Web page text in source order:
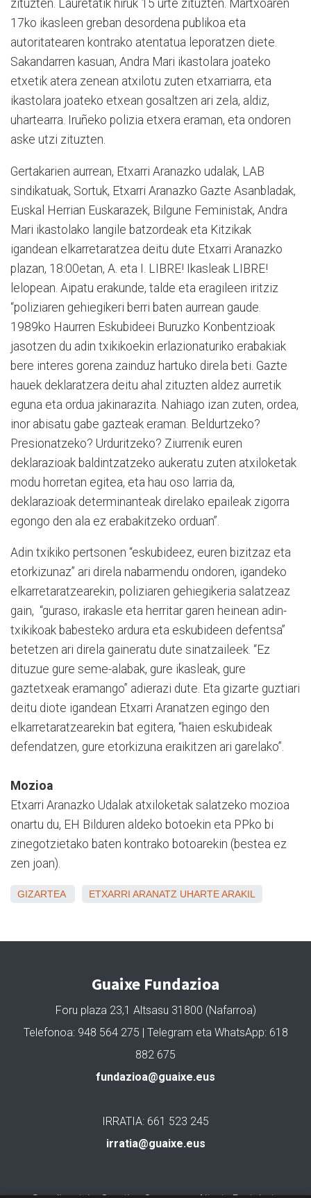
zituzten. Lauretatik hiruk 15 urte zituzten. Martxoaren
17ko ikasleen greban desordena publikoa eta
autoritatearen kontrako atentatua leporatzen diete.
Sakandarren kasuan, Andra Mari ikastolara joateko
etxetik atera zenean atxilotu zuten etxarriarra, eta
ikastolara joateko etxean gosaltzen ari zela, aldiz,
uhartearra. Iruñeko polizia etxera eraman, eta ondoren
aske utzi zituzten.
Gertakarien aurrean, Etxarri Aranazko udalak, LAB
sindikatuak, Sortuk, Etxarri Aranazko Gazte Asanbladak,
Euskal Herrian Euskarazek, Bilgune Feministak, Andra
Mari ikastolako langile batzordeak eta Kitzikak
igandean elkarretaratzea deitu dute Etxarri Aranazko
plazan, 18:00etan, A. eta I. LIBRE! Ikasleak LIBRE!
lelopean. Aipatu erakunde, talde eta eragileen iritziz
“poliziaren gehiegikeri berri baten aurrean gaude.
1989ko Haurren Eskubideei Buruzko Konbentzioak
jasotzen du adin txikikoekin erlazionaturiko erabakiak
bere interes gorena zainduz hartuko direla beti. Gazte
hauek deklaratzera deitu ahal zituzten aldez aurretik
eguna eta ordua jakinarazita. Nahiago izan zuten, ordea,
inor abisatu gabe gazteak eraman. Beldurtzeko?
Presionatzeko? Urduritzeko? Ziurrenik euren
deklarazioak baldintzatzeko aukeratu zuten atxiloketak
modu horretan egitea, eta hau oso larria da,
deklarazioak determinanteak direlako epaileak zigorra
egongo den ala ez erabakitzeko orduan”.
Adin txikiko pertsonen “eskubideez, euren bizitzaz eta
etorkizunaz” ari direla nabarmendu ondoren, igandeko
elkarretaratzearekin, poliziaren gehiegikeria salatzeaz
gain, “guraso, irakasle eta herritar garen heinean adin-
txikikoak babesteko ardura eta eskubideen defentsa”
betetzen ari direla gaineratu dute sinatzaileek. “Ez
dituzue gure seme-alabak, gure ikasleak, gure
gaztetxeak eramango” adierazi dute. Eta gizarte guztiari
deitu diote igandean Etxarri Aranatzen egingo den
elkarretaratzearekin bat egitera, “haien eskubideak
defendatzen, gure etorkizuna eraikitzen ari garelako”.
Mozioa
Etxarri Aranazko Udalak atxiloketak salatzeko mozioa
onartu du, EH Bilduren aldeko botoekin eta PPko bi
zinegotzietako baten kontrako botoarekin (bestea ez
zen joan).
GIZARTEA ETXARRI ARANATZ UHARTE ARAKIL
Guaixe Fundazioa
Foru plaza 23,1 Altsasu 31800 (Nafarroa)
Telefonoa: 948 564 275 | Telegram eta WhatsApp: 618
882 675
fundazioa@guaixe.eus
IRRATIA: 661 523 245
irratia@guaixe.eus